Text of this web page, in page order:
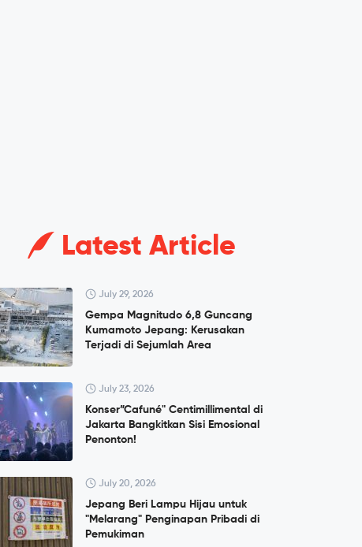
Latest Article
July 29, 2026
Gempa Magnitudo 6,8 Guncang
Kumamoto Jepang: Kerusakan
Terjadi di Sejumlah Area
July 23, 2026
Konser”Cafuné" Centimillimental di
Jakarta Bangkitkan Sisi Emosional
Penonton!
July 20, 2026
Jepang Beri Lampu Hijau untuk
"Melarang" Penginapan Pribadi di
Pemukiman